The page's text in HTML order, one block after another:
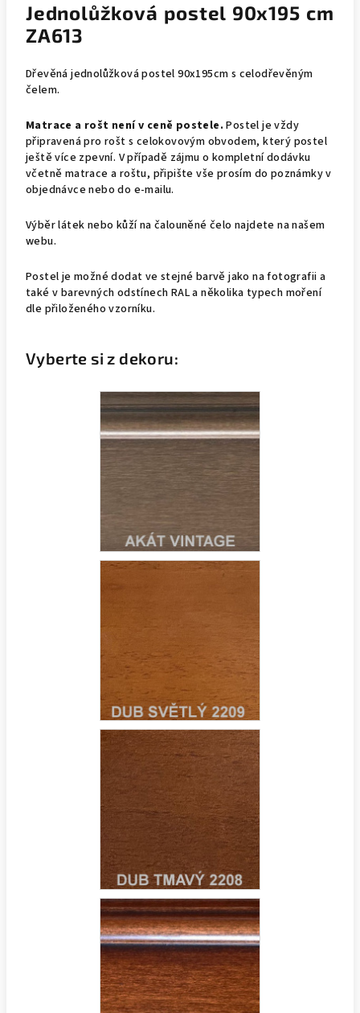
Jednolůžková postel 90x195 cm
ZA613
Dřevěná jednolůžková postel 90x195cm s celodřevěným
čelem.
Matrace a rošt není v ceně postele. Postel je vždy
připravená pro rošt s celokovovým obvodem, který postel
ještě více zpevní. V případě zájmu o kompletní dodávku
včetně matrace a roštu, připište vše prosím do poznámky v
objednávce nebo do e-mailu.
Výběr látek nebo kůží na čalouněné čelo najdete na našem
webu.
Postel je možné dodat ve stejné barvě jako na fotografii a
také v barevných odstínech RAL a několika typech moření
dle přiloženého vzorníku.
Vyberte si z dekoru: